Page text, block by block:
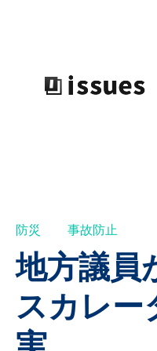
防災 事故防止
地方議員
スカレー